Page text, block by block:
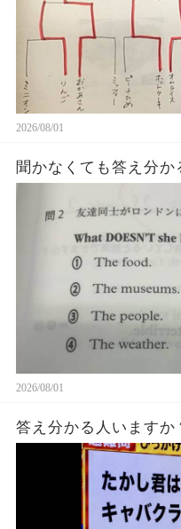
2026/08/01
聞かなくても答え分か
2026/08/01
答え分かる人いますか